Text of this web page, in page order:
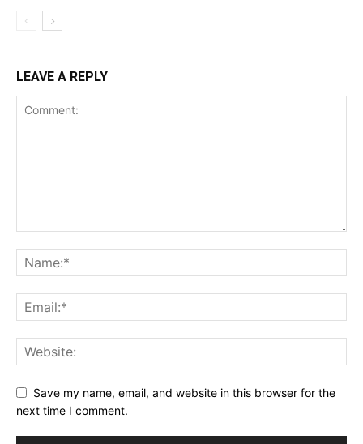
LEAVE A REPLY
Save my name, email, and website in this browser for the
next time I comment.